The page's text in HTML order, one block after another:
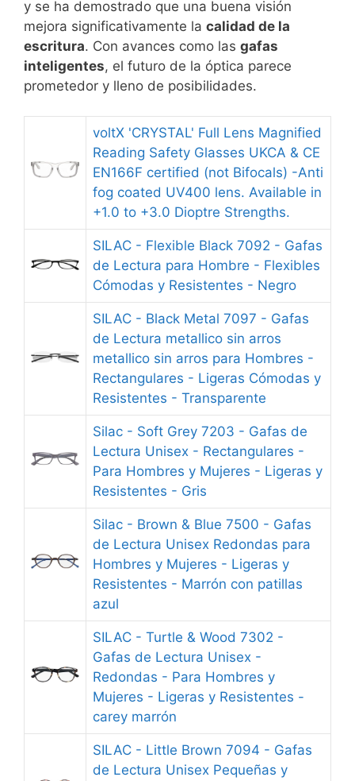
y se ha demostrado que una buena visión
mejora significativamente la calidad de la
escritura. Con avances como las gafas
inteligentes, el futuro de la óptica parece
prometedor y lleno de posibilidades.
voltX 'CRYSTAL' Full Lens Magnified
Reading Safety Glasses UKCA & CE
EN166F certified (not Bifocals) -Anti
fog coated UV400 lens. Available in
+1.0 to +3.0 Dioptre Strengths.
SILAC - Flexible Black 7092 - Gafas
de Lectura para Hombre - Flexibles
Cómodas y Resistentes - Negro
SILAC - Black Metal 7097 - Gafas
de Lectura metallico sin arros
metallico sin arros para Hombres -
Rectangulares - Ligeras Cómodas y
Resistentes - Transparente
Silac - Soft Grey 7203 - Gafas de
Lectura Unisex - Rectangulares -
Para Hombres y Mujeres - Ligeras y
Resistentes - Gris
Silac - Brown & Blue 7500 - Gafas
de Lectura Unisex Redondas para
Hombres y Mujeres - Ligeras y
Resistentes - Marrón con patillas
azul
SILAC - Turtle & Wood 7302 -
Gafas de Lectura Unisex -
Redondas - Para Hombres y
Mujeres - Ligeras y Resistentes -
carey marrón
SILAC - Little Brown 7094 - Gafas
de Lectura Unisex Pequeñas y